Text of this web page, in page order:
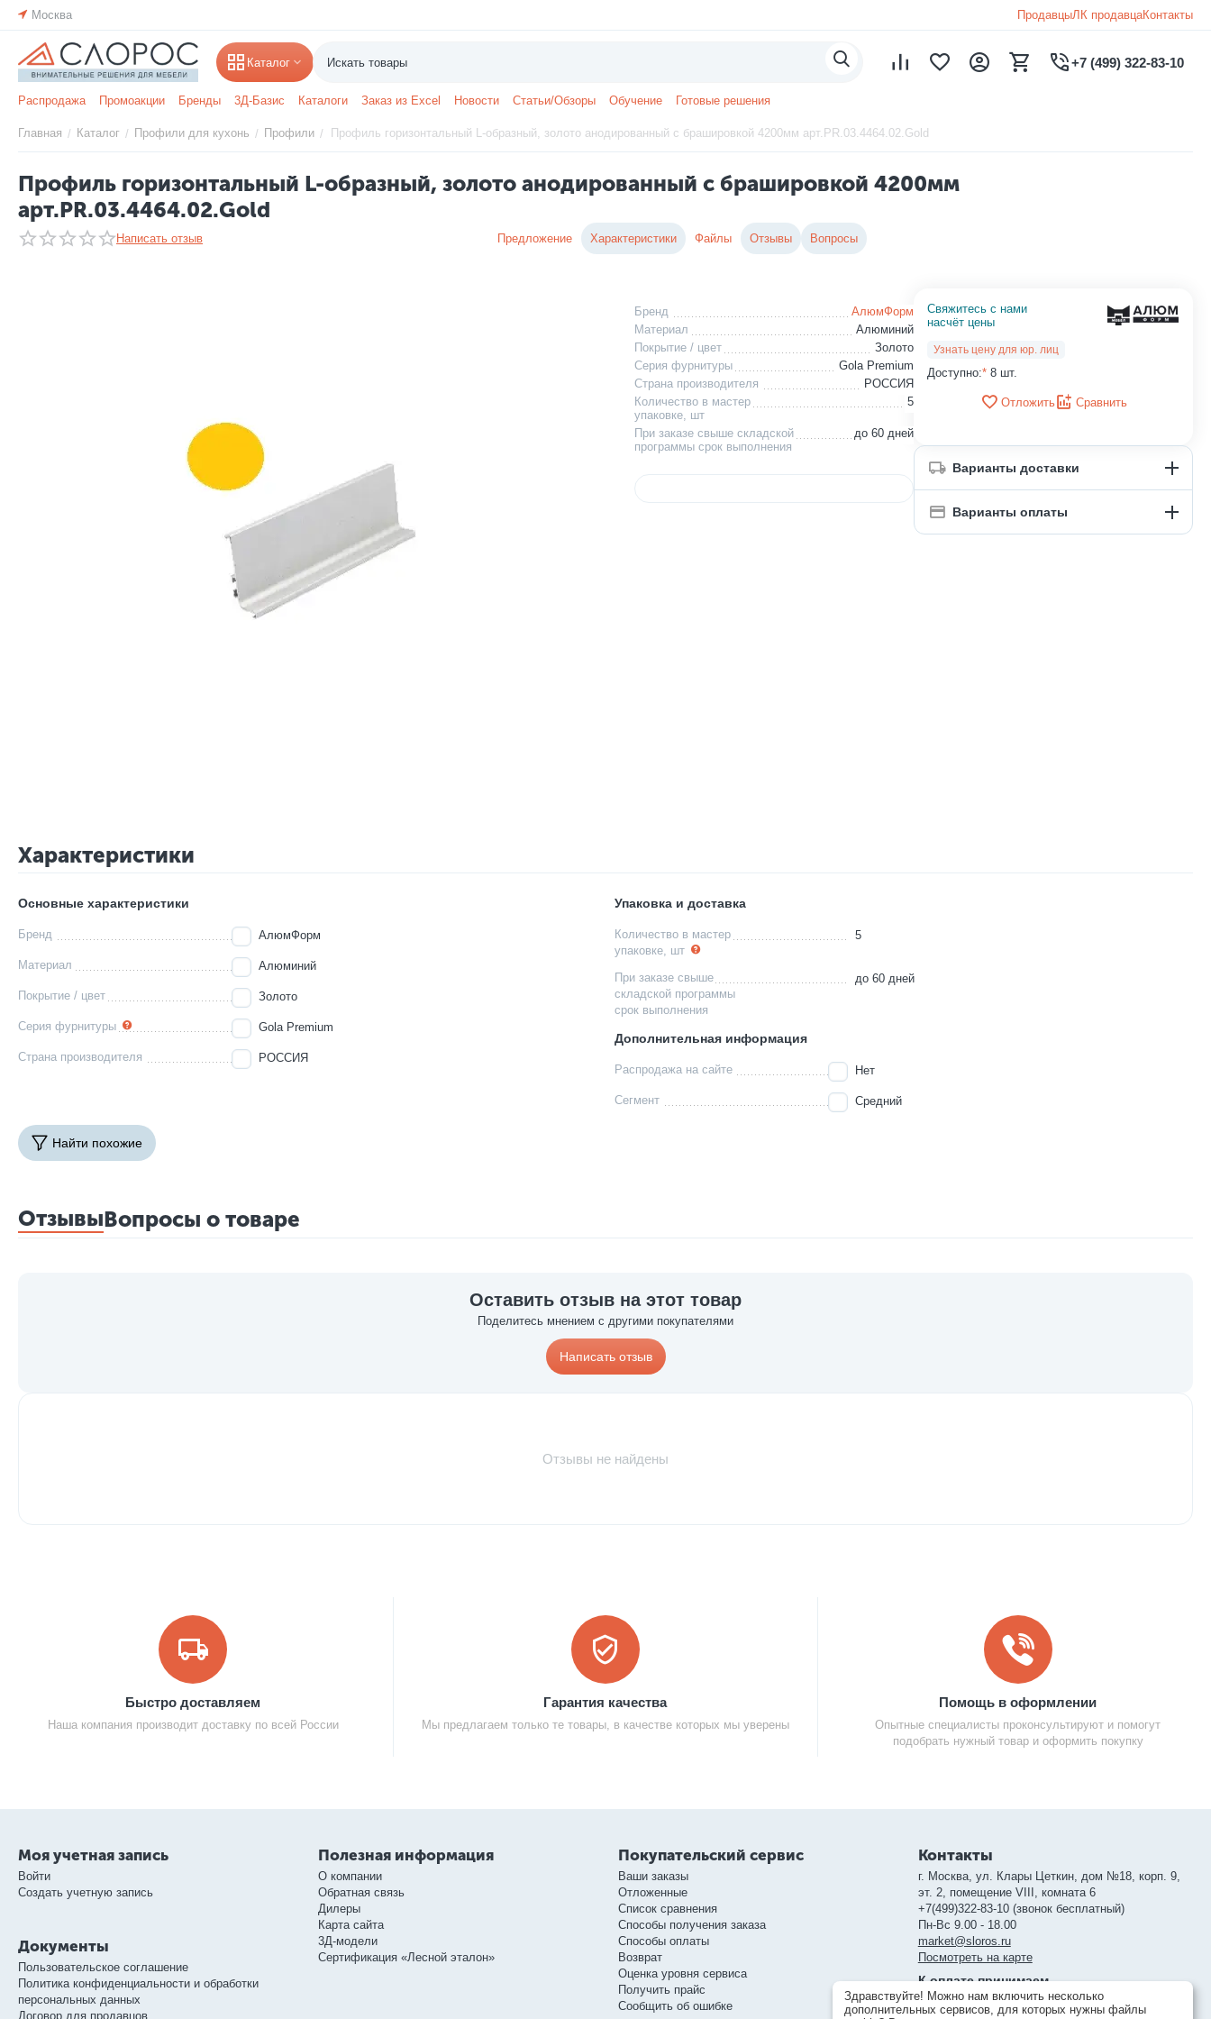
Москва ПродавцыЛК продавцаКонтакты
Каталог +7 (499) 322-83-10
Распродажа Промоакции Бренды 3Д-Базис Каталоги Заказ из Excel Новости Статьи/Обзоры Обучение Готовые решения
Главная / Каталог / Профили для кухонь / Профили / Профиль горизонтальный L-образный, золото анодированный с брашировкой 4200мм арт.PR.03.4464.02.Gold
Профиль горизонтальный L-образный, золото анодированный с брашировкой 4200мм
арт.PR.03.4464.02.Gold
Написать отзыв Предложение Характеристики Файлы Отзывы Вопросы
Бренд
АлюмФорм
Материал
Алюминий
Покрытие / цвет
Золото
Серия фурнитуры
Gola Premium
Страна производителя
РОССИЯ
Количество в мастер
упаковке, шт
5
При заказе свыше складской
программы срок выполнения
до 60 дней
Свяжитесь с нами
насчёт цены
Узнать цену для юр. лиц
Доступно:* 8 шт.
Отложить Сравнить
Варианты доставки
Варианты оплаты
Характеристики
Основные характеристики
Бренд АлюмФорм
Материал Алюминий
Покрытие / цвет Золото
Серия фурнитуры Gola Premium
Страна производителя РОССИЯ
Упаковка и доставка
Количество в мастер
упаковке, шт
5
При заказе свыше
складской программы
срок выполнения
до 60 дней
Дополнительная информация
Распродажа на сайте Нет
Сегмент Средний
Найти похожие
ОтзывыВопросы о товаре
Оставить отзыв на этот товар
Поделитесь мнением с другими покупателями
Написать отзыв
Отзывы не найдены
Быстро доставляем
Наша компания производит доставку по всей России
Гарантия качества
Мы предлагаем только те товары, в качестве которых мы уверены
Помощь в оформлении
Опытные специалисты проконсультируют и помогут
подобрать нужный товар и оформить покупку
Моя учетная запись
Войти
Создать учетную запись
Документы
Пользовательское соглашение
Политика конфиденциальности и обработки
персональных данных
Договор для продавцов
Полезная информация
О компании
Обратная связь
Дилеры
Карта сайта
3Д-модели
Сертификация «Лесной эталон»
Покупательский сервис
Ваши заказы
Отложенные
Список сравнения
Способы получения заказа
Способы оплаты
Возврат
Оценка уровня сервиса
Получить прайс
Сообщить об ошибке
Контакты
г. Москва, ул. Клары Цеткин, дом №18, корп. 9,
эт. 2, помещение VIII, комната 6
+7(499)322-83-10 (звонок бесплатный)
Пн-Вс 9.00 - 18.00
market@sloros.ru
Посмотреть на карте
К оплате принимаем
Здравствуйте! Можно нам включить несколько
дополнительных сервисов, для которых нужны файлы